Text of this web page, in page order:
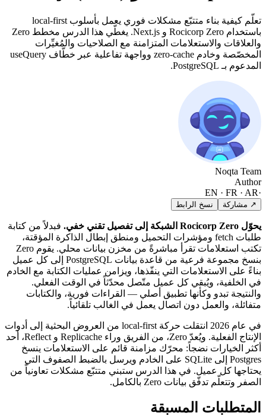
تعلّم كيفية بناء متتبّع مشكلات فوري يعمل بأسلوب local-first
باستخدام Rocicorp Zero و Next.js. يغطّي هذا الدرس مخطط Zero
والعلاقات والاستعلامات المتزامنة مع الصلاحيات والمُغيِّرات
المخصّصة وخادم zero-cache وواجهة تفاعلية عبر خطّاف useQuery
المدعوم بـ PostgreSQL.
Noqta Team
Author
EN · FR · AR
↗ مشاركة نسخ الرابط
يحوّل Rocicorp Zero الشبكة إلى تفصيل تقني خفي.
فبدلاً من كتابة
طلبات fetch ومؤشرات التحميل ومنطق إبطال الذاكرة المؤقتة،
تكتب استعلامات تقرأ مباشرةً من مخزن بيانات محلي. يقوم Zero
بنسخ مجموعة فرعية من قاعدة بيانات PostgreSQL إلى كل عميل
بناءً على الاستعلامات التي ينفّذها، ويزامن عمليات الكتابة مع الخادم
في الخلفية، ويُبقي كل عميل متّصل محدّثاً في الوقت الفعلي.
والنتيجة تبدو وكأنها تطبيق أصلي — القراءات فورية، والكتابات
متفائلة، والعمل دون اتصال يعمل في الغالب تلقائياً.
في عام 2026 انتقلت حركة local-first من العروض البحثية إلى أدوات
الإنتاج الفعلية. ويُعدّ Zero، من الفريق وراء Replicache و Reflect، أحد
أكثر الخيارات نضجاً: محرّك مزامنة قائم على الاستعلامات ينسخ
Postgres إلى SQLite على الخادم ويرسل بالضبط الصفوف التي
يحتاجها كل عميل. في هذا الدرس ستبني متتبّع مشكلات تعاونياً من
الصفر وتتعلّم تدفّق بيانات Zero بالكامل.
المتطلبات المسبقة